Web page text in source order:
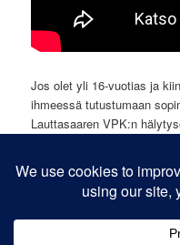
Jos olet yli 16-vuotias ja
ihmeessä tutustumaan
Lauttasaaren VPK:n
Tallbergin Puistotie 10.
puolen tallien ovia hieman
seuraavasta linkistä.